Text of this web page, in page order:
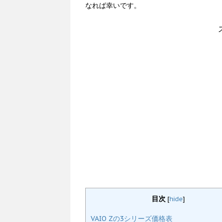
なれば幸いです。
目次 [hide]
VAIO Zの3シリーズ価格表